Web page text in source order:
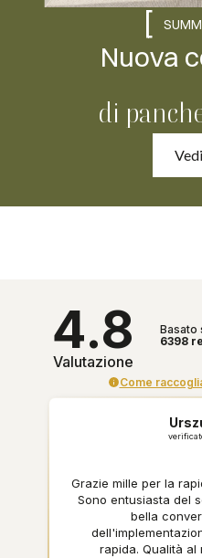
[
Nuova
di
4.8
Valutazione
Basato
6398
Come
Grazie mille per la
Sono entusiasta del
bella
rapida. Qualità al